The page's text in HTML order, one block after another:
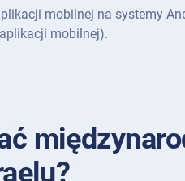
mobilnej na systemy
mobilnej).